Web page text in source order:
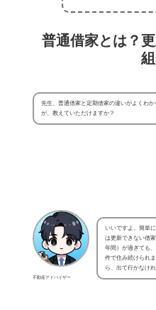
普通借家とは？
先生、普通借家と定期借家の違いがよくわか
が、教えていただけますか？
不動産アドバイザー
いいですよ。簡単
は更新できない借
年間）が過ぎても
件で住み続けられ
ら、出て行かなけ